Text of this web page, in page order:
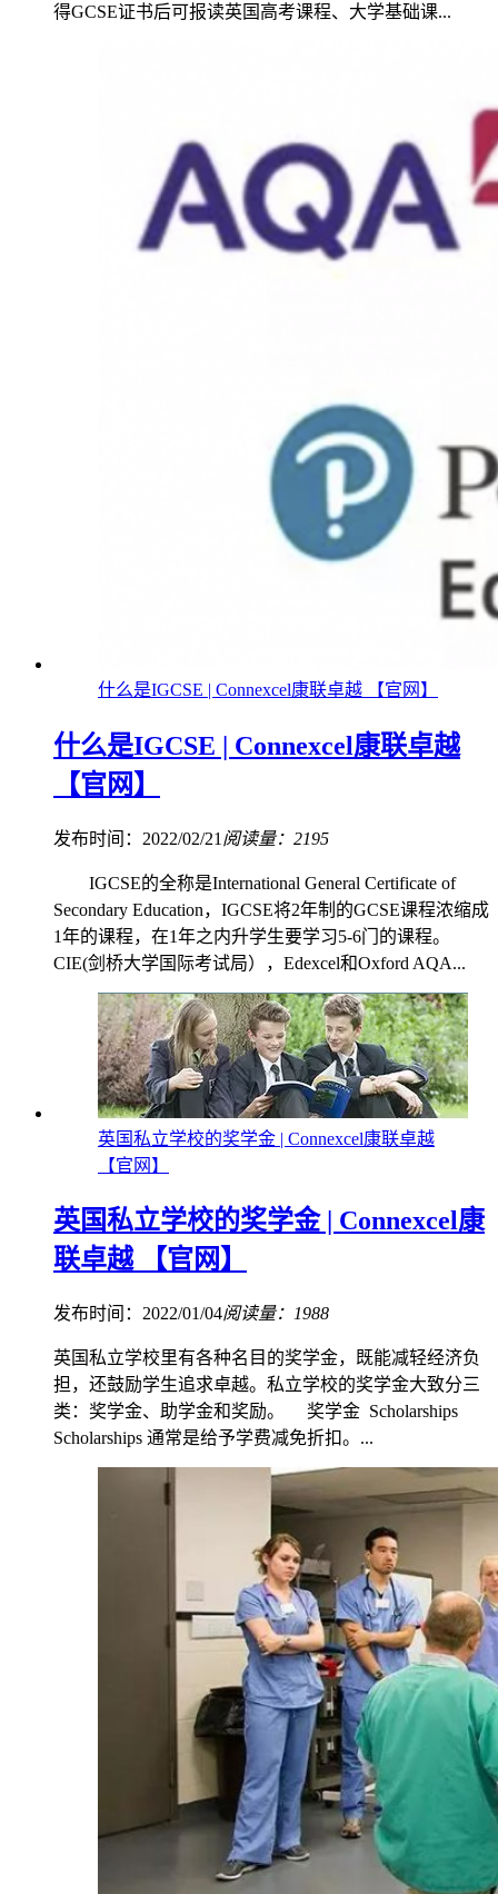
得GCSE证书后可报读英国高考课程、大学基础课...
什么是IGCSE | Connexcel康联卓越 【官网】
什么是IGCSE | Connexcel康联卓越
【官网】
发布时间：2022/02/21 阅读量：2195
IGCSE的全称是International General Certificate of
Secondary Education，IGCSE将2年制的GCSE课程浓缩成
1年的课程，在1年之内升学生要学习5-6门的课程。
CIE(剑桥大学国际考试局），Edexcel和Oxford AQA...
英国私立学校的奖学金 | Connexcel康联卓越
【官网】
英国私立学校的奖学金 | Connexcel康
联卓越 【官网】
发布时间：2022/01/04阅读量：1988
英国私立学校里有各种名目的奖学金，既能减轻经济负
担，还鼓励学生追求卓越。私立学校的奖学金大致分三
类：奖学金、助学金和奖励。 奖学金 Scholarships
Scholarships 通常是给予学费减免折扣。...